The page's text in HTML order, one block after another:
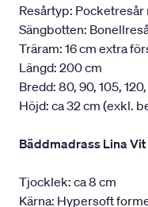
Resårtyp: Pocketresår
Sängbotten:
Träram: 16 cm extra
Längd: 200 cm
Bredd: 80, 90, 105,
Höjd: ca 32 cm (exkl.
Bäddmadrass Lina Vit
Tjocklek: ca 8 cm
Kärna: Hypersoft